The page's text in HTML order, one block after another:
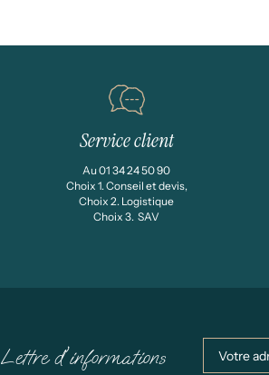
Service client
Au 01 34 24 50 90
Choix 1. Conseil et devis,
Choix 2. Logistique
Choix 3. SAV
Lettre d'informations